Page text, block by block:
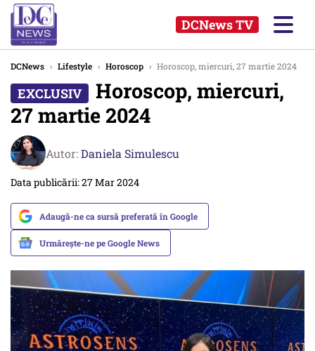
DCNews TV
DCNews › Lifestyle › Horoscop › Horoscop, miercuri, 27 martie 2024
Horoscop, miercuri,
27 martie 2024
Autor:Daniela Simulescu
Data publicării: 27 Mar 2024
Adaugă-ne ca sursă preferată în Google
Urmărește-ne pe Google News